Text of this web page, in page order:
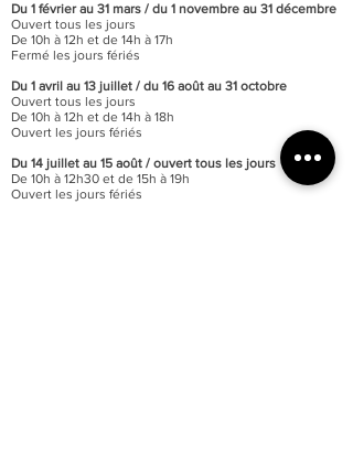
Du 1 février au 31 mars / du 1 novembre au 31 décembre
Ouvert tous les jours
De 10h à 12h et de 14h à 17h
Fermé les jours fériés
Du 1 avril au 13 juillet / du 16 août au 31 octobre
Ouvert tous les jours
De 10h à 12h et de 14h à 18h
Ouvert les jours fériés
Du 14 juillet au 15 août / ouvert tous les jours
De 10h à 12h30 et de 15h à 19h
Ouvert les jours fériés